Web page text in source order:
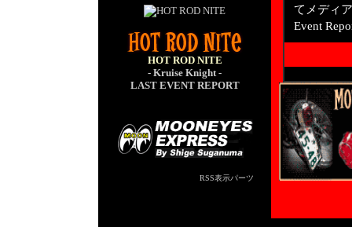
HOT ROD NITE
- Kruise Knight -
LASTEVENT REPORT
RSS表示パーツ
てメディ
Event